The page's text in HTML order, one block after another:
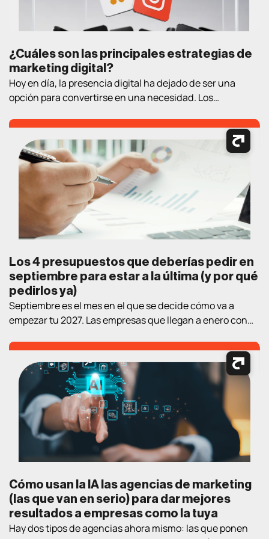
¿Cuáles son las principales estrategias de
marketing digital?
Hoy en día, la presencia digital ha dejado de ser una
opción para convertirse en una necesidad. Los
buscando información, comparando productos, leyendo
opiniones y tomando decisiones de compra. En este
contexto, contar con estrategias de marketing digital
bien definidas es fundamental para atraer clientes,
generar oportunidades […]
Los 4 presupuestos que deberías pedir en
septiembre para estar a la última (y por qué
pedirlos ya)
Septiembre es el mes en el que se decide cómo va a
empezar tu 2027. Las empresas que llegan a enero con
ventaja sobre las que empiezan a «mirar opciones» en el
nuevo año. Así que aquí va un ejercicio práctico de
lectura de verano: los cuatro […]
Cómo usan la IA las agencias de marketing
(las que van en serio) para dar mejores
resultados a empresas como la tuya
Hay dos tipos de agencias ahora mismo: las que ponen